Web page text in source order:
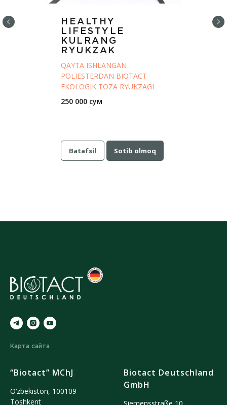
HEALTHY
LIFESTYLE
KULRANG
RYUKZAK
QAYTA ISHLANGAN
POLIESTERDAN BIOTACT
EKOLOGIK TOZA RYUKZAGI
250 000 сум
Batafsil Sotib olmoq
Карта сайта
“Biotact” MChJ
O‘zbekiston, 100109
Тoshkent
Biotact Deutschland
GmbH